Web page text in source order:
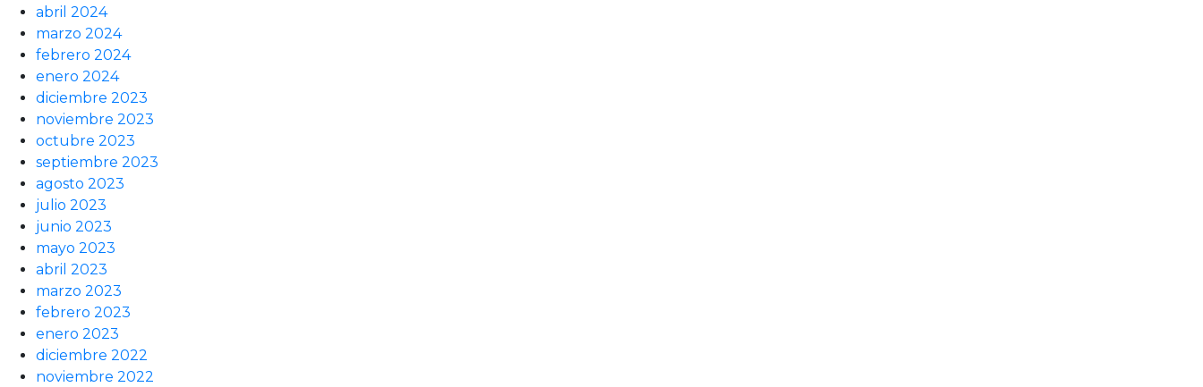
abril 2024
marzo 2024
febrero 2024
enero 2024
diciembre 2023
noviembre 2023
octubre 2023
septiembre 2023
agosto 2023
julio 2023
junio 2023
mayo 2023
abril 2023
marzo 2023
febrero 2023
enero 2023
diciembre 2022
noviembre 2022